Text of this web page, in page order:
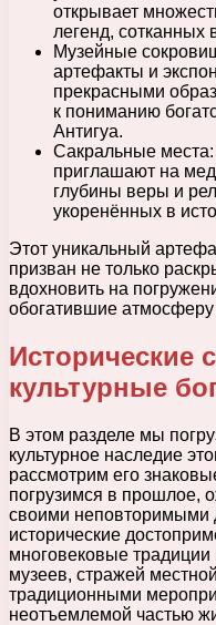
открывает
легенд, сотканных
Музейные
артефакты и
прекрасными
к пониманию
Антигуа.
Сакральные
приглашают на
глубины веры и
укоренённых в
Этот уникальный
призван не только
вдохновить на
обогатившие атмосферу
Исторические
культурные
В этом разделе мы
культурное наследие
рассмотрим его
погрузимся в прошлое,
своими неповторимыми
исторические
многовековые традиции
музеев, стражей
традиционными
неотъемлемой частью